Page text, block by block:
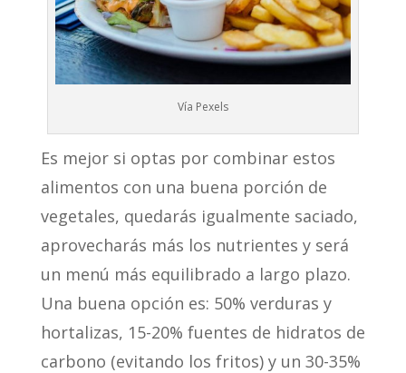
Vía Pexels
Es mejor si optas por combinar estos
alimentos con una buena porción de
vegetales, quedarás igualmente saciado,
aprovecharás más los nutrientes y será
un menú más equilibrado a largo plazo.
Una buena opción es: 50% verduras y
hortalizas, 15-20% fuentes de hidratos de
carbono (evitando los fritos) y un 30-35%